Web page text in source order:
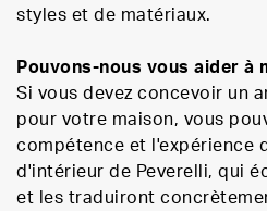
styles et de matériaux.
Pouvons-nous vous aider à
Si vous devez concevoir un
pour votre maison, vous
compétence et l'expérience
d'intérieur de Peverelli, qui
et les traduiront